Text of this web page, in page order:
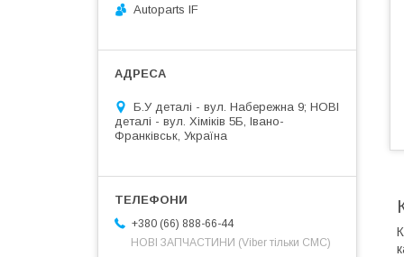
Autoparts IF
Б.У деталі - вул. Набережна 9; НОВІ
деталі - вул. Хіміків 5Б, Івано-
Франківськ, Україна
+380 (66) 888-66-44
НОВІ ЗАПЧАСТИНИ (Viber тільки СМС)